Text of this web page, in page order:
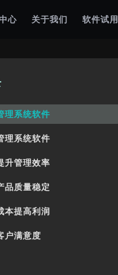
心 关于我们 软件试用
理系统软件
理系统软件
升管理效率
品质量稳定
本提高利润
户满意度